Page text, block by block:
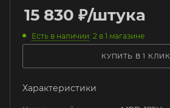
15 830 ₽/штука
Есть в наличии: 2 в 1 магазине
КУПИТЬ В 1 КЛИК
Характеристики